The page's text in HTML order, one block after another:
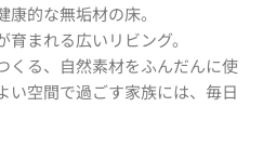
的な無垢材の床。
まれる広いリビング。
くる、自然素材をふんだんに使
い空間で過ごす家族には、毎日